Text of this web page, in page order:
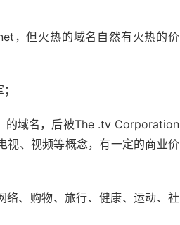
，但火热的域名自然有火热的价
的域名，后被The .tv Corporation
视、视频等概念，有一定的商业价
络、购物、旅行、健康、运动、社